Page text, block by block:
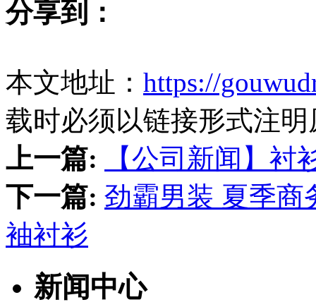
分享到：
本文地址： https://
载时必须以链接形式注
上一篇:
【公司新闻】衬
下一篇: 劲霸男装 夏季商
袖衬衫
新闻中心